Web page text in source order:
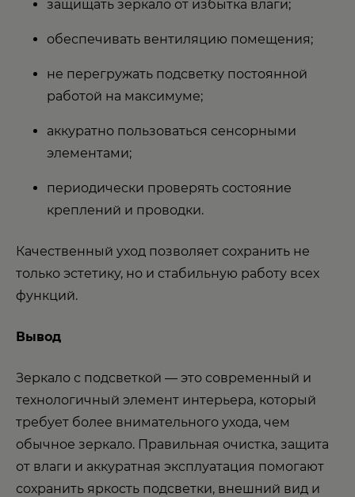
защищать зеркало от избытка влаги;
обеспечивать вентиляцию помещения;
не перегружать подсветку постоянной
работой на максимуме;
аккуратно пользоваться сенсорными
элементами;
периодически проверять состояние
креплений и проводки.
Качественный уход позволяет сохранить не
только эстетику, но и стабильную работу всех
функций.
Вывод
Зеркало с подсветкой — это современный и
технологичный элемент интерьера, который
требует более внимательного ухода, чем
обычное зеркало. Правильная очистка, защита
от влаги и аккуратная эксплуатация помогают
сохранить яркость подсветки, внешний вид и